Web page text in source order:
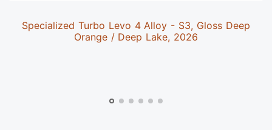
Specialized Turbo Levo 4 Alloy - S3, Gloss Deep
Orange / Deep Lake, 2026